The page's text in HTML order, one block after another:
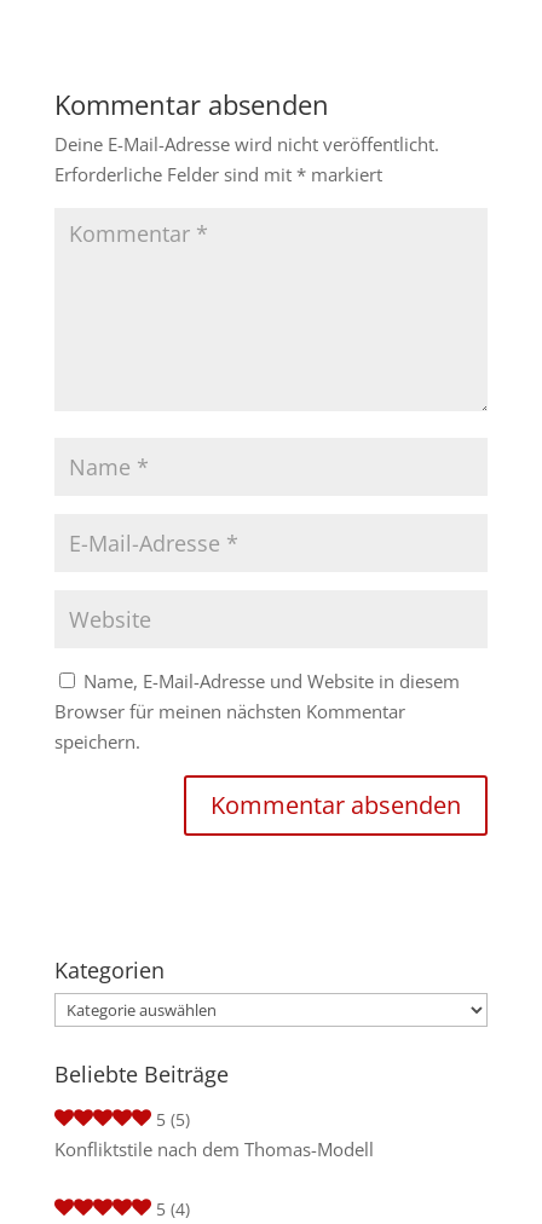
Kommentar absenden
Deine E-Mail-Adresse wird nicht veröffentlicht.
Erforderliche Felder sind mit *markiert
Name, E-Mail-Adresse und Website in diesem
Browser für meinen nächsten Kommentar
speichern.
Kategorien
Kategorien
Beliebte Beiträge
5 (5)
Konfliktstile nach dem Thomas-Modell
5 (4)